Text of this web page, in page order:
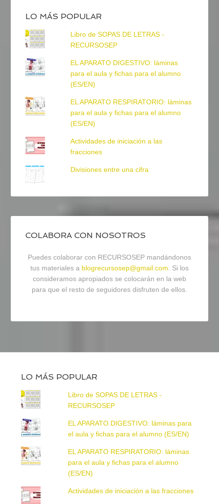
LO MÁS POPULAR
Libro de SOPAS DE LETRAS -
RECURSOSEP
EL APARATO DIGESTIVO: láminas
para el aula y fichas para el alumno
(ES/EN)
EL APARATO RESPIRATORIO: láminas
para el aula y fichas para el alumno
(ES/EN)
Actividades de iniciación a las
fracciones
Divisiones entre una cifra
COLABORA CON NOSOTROS
Puedes colaborar con RECURSOSEP mandándonos
tus materiales a blogrecursosep@gmail.com. Si los
consideramos apropiados se colocarán en la web
para que el resto de seguidores disfruten de ellos.
LO MÁS POPULAR
Libro de SOPAS DE LETRAS -
RECURSOSEP
EL APARATO DIGESTIVO: láminas para
el aula y fichas para el alumno (ES/EN)
EL APARATO RESPIRATORIO: láminas
para el aula y fichas para el alumno
(ES/EN)
Actividades de iniciación a las fracciones